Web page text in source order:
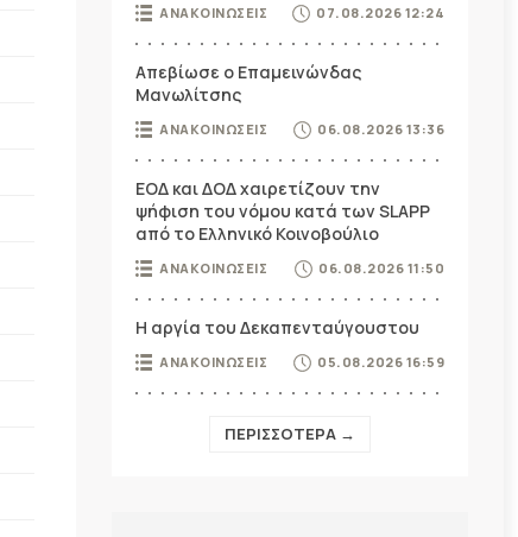
ΑΝΑΚΟΙΝΩΣΕΙΣ 07.08.2026 12:24
Απεβίωσε ο Επαμεινώνδας
Μανωλίτσης
ΑΝΑΚΟΙΝΩΣΕΙΣ 06.08.2026 13:36
ΕΟΔ και ΔΟΔ χαιρετίζουν την
ψήφιση του νόμου κατά των SLAPP
από το Ελληνικό Κοινοβούλιο
ΑΝΑΚΟΙΝΩΣΕΙΣ 06.08.2026 11:50
Η αργία του Δεκαπενταύγουστου
ΑΝΑΚΟΙΝΩΣΕΙΣ 05.08.2026 16:59
ΠΕΡΙΣΣΟΤΕΡΑ →